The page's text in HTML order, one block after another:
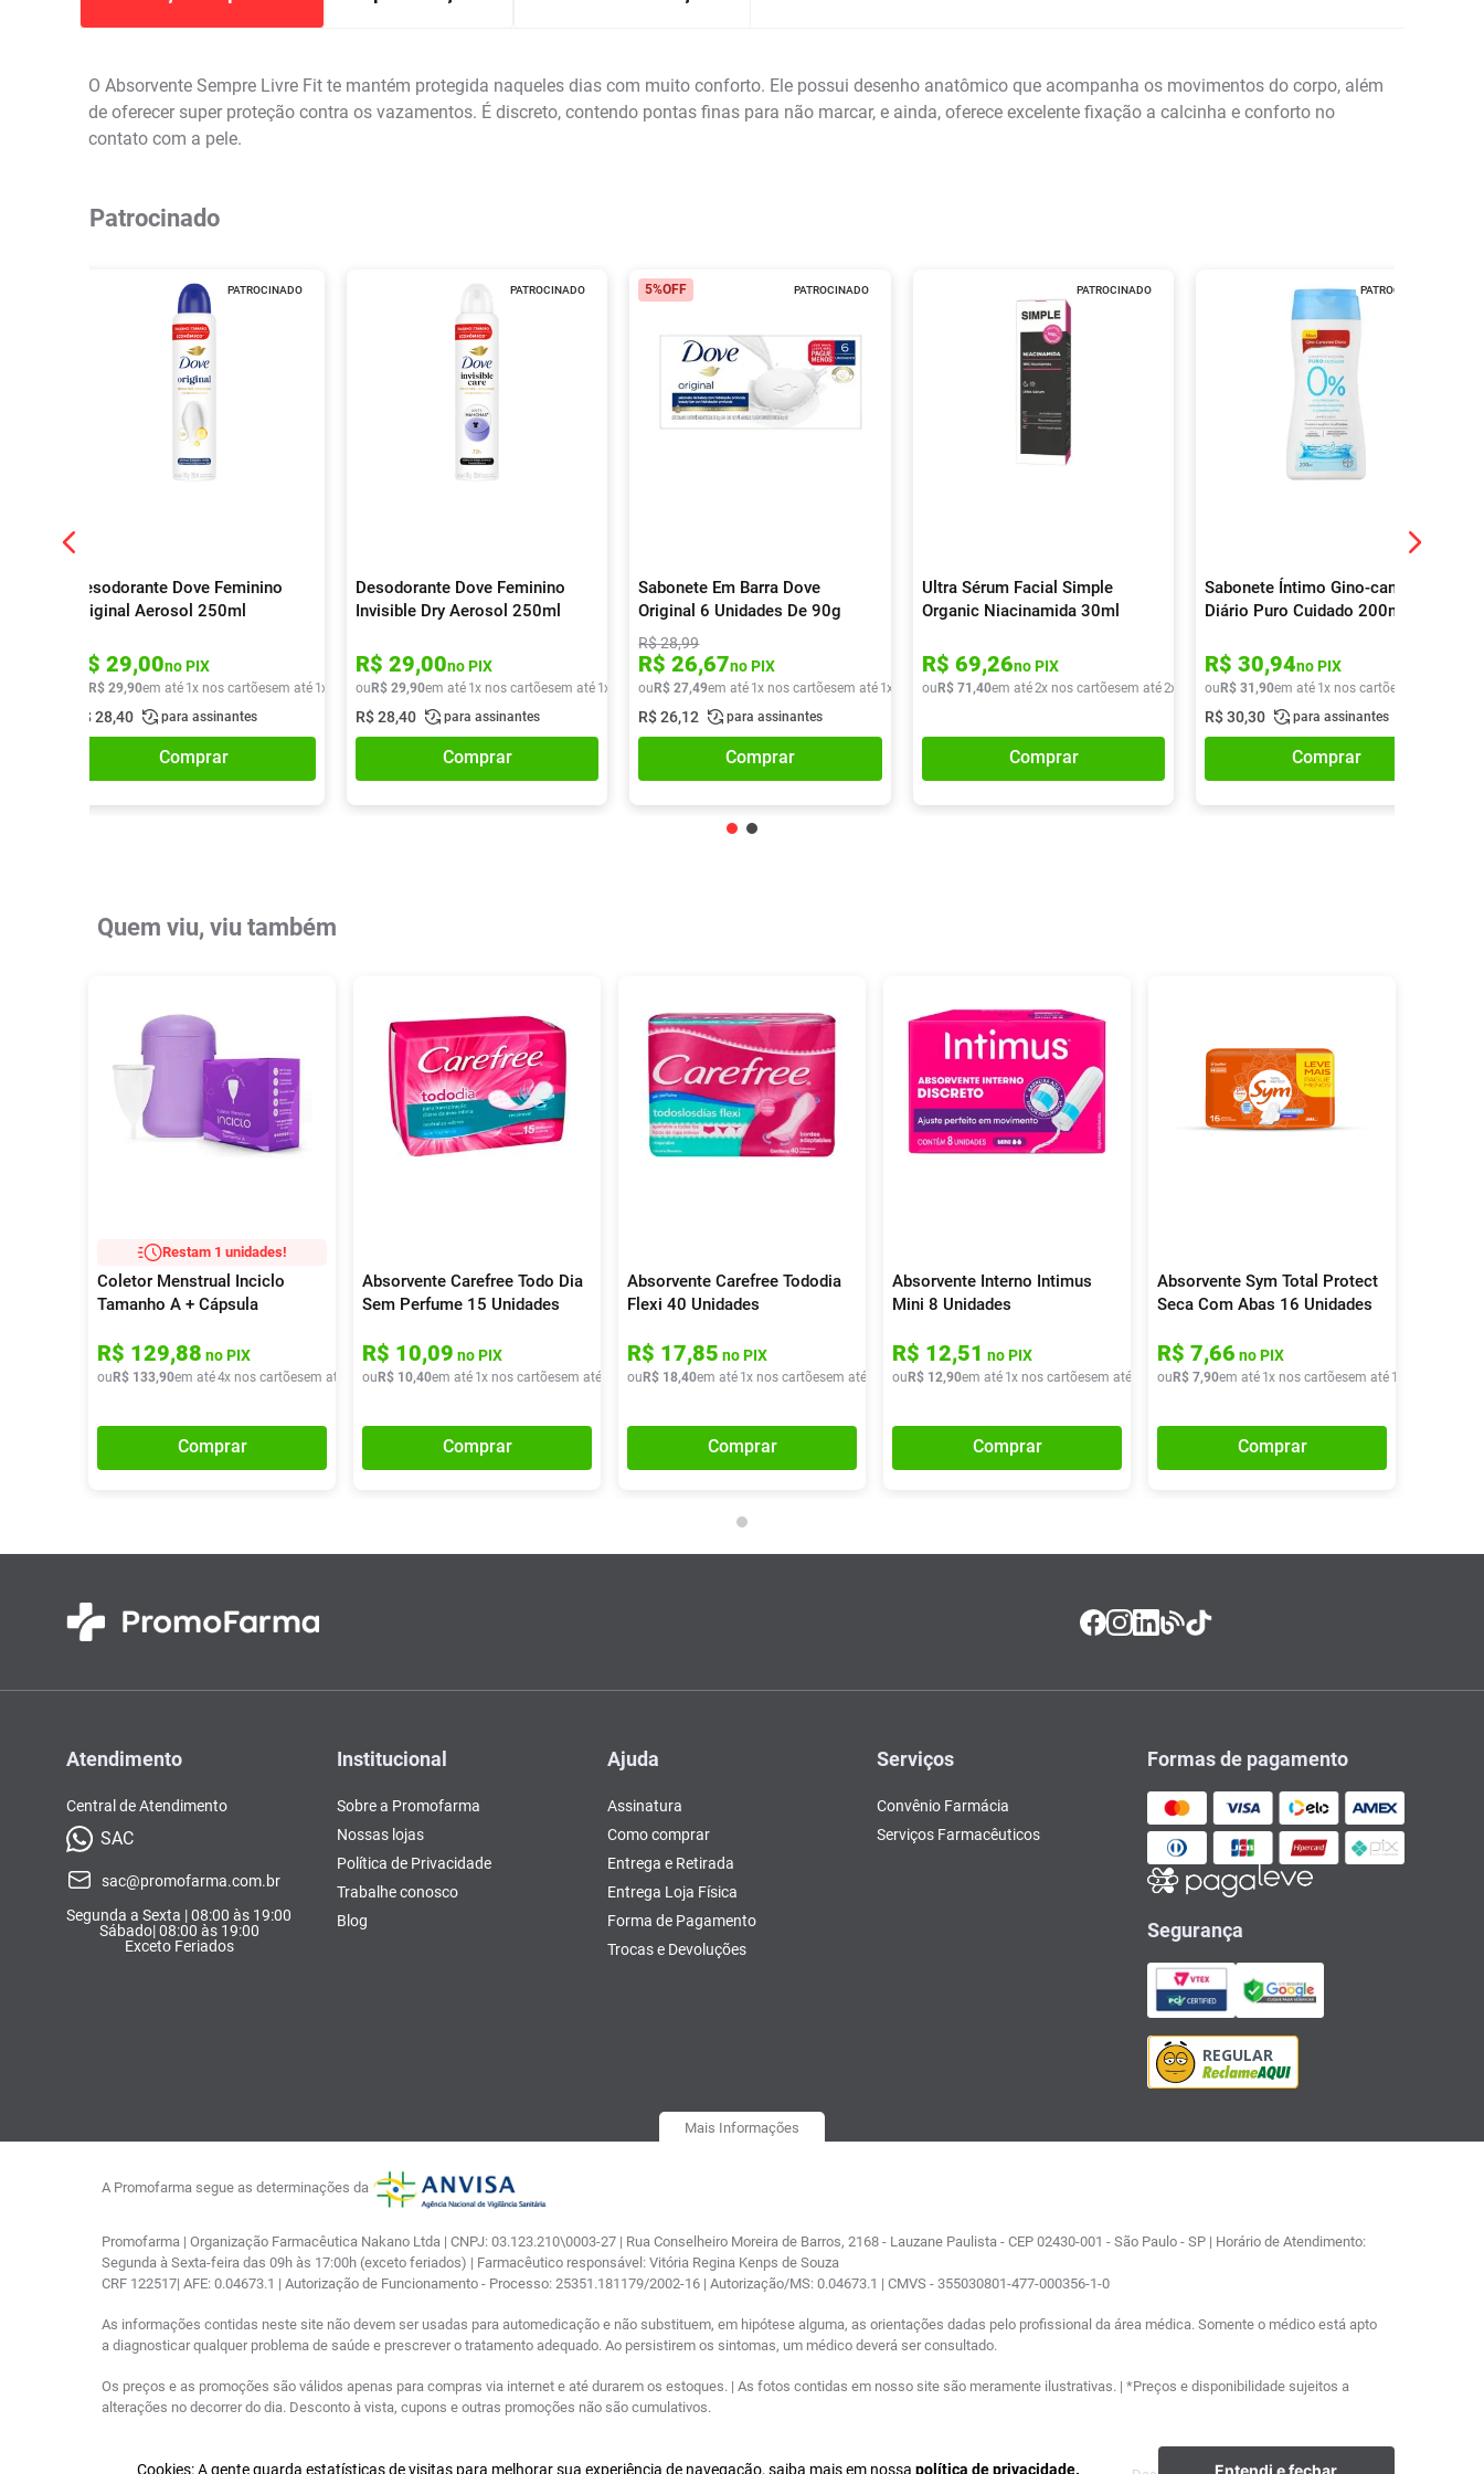
O Absorvente Sempre Livre Fit te mantém protegida naqueles dias com muito conforto. Ele possui desenho anatômico que acompanha os movimentos do corpo, além
de oferecer super proteção contra os vazamentos. É discreto, contendo pontas finas para não marcar, e ainda, oferece excelente fixação a calcinha e conforto no
contato com a pele.
Patrocinado
PATROCINADO
Desodorante Dove Feminino
Original Aerosol 250ml
R$ 29,00no PIX
R$ 29,90em até 1x nos cartõesem até 1x de R$ 29,90
R$ 28,40 para assinantes
Comprar
PATROCINADO
Desodorante Dove Feminino
Invisible Dry Aerosol 250ml
R$ 29,00no PIX
ou R$ 29,90em até 1x nos cartõesem até 1x de R$ 29,90
R$28,40 para assinantes
Comprar
PATROCINADO
5%OFF
Sabonete Em Barra Dove
Original 6 Unidades De 90g
R$28,99
R$ 26,67no PIX
ou R$ 27,49em até 1x nos cartõesem até 1x de R$ 27,49
R$ 26,12 para assinantes
Comprar
PATROCINADO
Ultra Sérum Facial Simple
Organic Niacinamida 30ml
R$ 69,26no PIX
ou R$ 71 ,40em até2x nos cartõesem até2x de R$ 35,70
Comprar
PATROCINADO
Sabonete Íntimo Gino-canesten
Diário Puro Cuidado 200ml
R$ 30,94no PIX
ou R$ 31 ,90em até 1x nos cartões
R$ 30,30 para assinantes
Comprar
Quem viu, viu também
Restam 1 unidades!
Coletor Menstrual Inciclo
Tamanho A + Cápsula
R$ 129,88 no PIX
ou R$ 133,90em até4x nos cartõesem até x de R$ 33,47
Comprar
Absorvente Carefree Todo Dia
Sem Perfume 15 Unidades
R$ 10,09 no PIX
ou R$ 10,40em até 1x nos cartõesem até x deR$ 10,40
Comprar
Absorvente Carefree Tododia
Flexi 40 Unidades
R$ 17,85 no PIX
ou R$ 18,40em até 1x nos cartõesem até x deR$ 18,40
Comprar
Absorvente Interno Intimus
Mini 8 Unidades
R$ 12,51 no PIX
ou R$ 12,90em até 1x nos cartõesem até x deR$ 12,90
Comprar
Absorvente Sym Total Protect
Seca Com Abas 16 Unidades
R$ 7,66 no PIX
ou R$ 7,90em até 1x nos cartõesem até 1
Comprar
Cookies: A gente guarda estatísticas de visitas para melhorar sua experiência de navegação, saiba mais em nossa política de privacidade. Entendi e fechar
Atendimento
Central de Atendimento
SAC
sac@promofarma.com.br
Segunda a Sexta | 08:00 às 19:00
Sábado| 08:00 às 19:00
Exceto Feriados
Institucional
Sobre a Promofarma
Nossas lojas
Política de Privacidade
Trabalhe conosco
Blog
Ajuda
Assinatura
Como comprar
Entrega e Retirada
Entrega Loja Física
Forma de Pagamento
Trocas e Devoluções
Serviços
Convênio Farmácia
Serviços Farmacêuticos
Formas de pagamento
Segurança
Mais Informações
A Promofarma segue as determinações da
Promofarma | Organização Farmacêutica Nakano Ltda | CNPJ: 03.123.210\0003-27 | Rua Conselheiro Moreira de Barros, 2168 - Lauzane Paulista - CEP 02430-001 - São Paulo - SP | Horário de Atendimento:
Segunda à Sexta-feira das 09h às 17:00h (exceto feriados) | Farmacêutico responsável: Vitória Regina Kenps de Souza
CRF 122517| AFE: 0.04673.1 | Autorização de Funcionamento - Processo: 25351.181179/2002-16 | Autorização/MS: 0.04673.1 | CMVS - 355030801-477-000356-1-0
As informações contidas neste site não devem ser usadas para automedicação e não substituem, em hipótese alguma, as orientações dadas pelo profissional da área médica. Somente o médico está apto
a diagnosticar qualquer problema de saúde e prescrever o tratamento adequado. Ao persistirem os sintomas, um médico deverá ser consultado.
Os preços e as promoções são válidos apenas para compras via internet e até durarem os estoques. | As fotos contidas em nosso site são meramente ilustrativas. | *Preços e disponibilidade sujeitos a
alterações no decorrer do dia. Desconto à vista, cupons e outras promoções não são cumulativos.